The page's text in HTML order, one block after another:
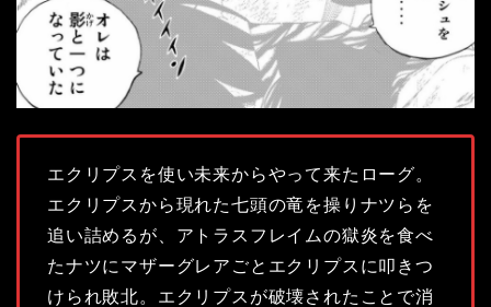
エクリプスを使い未来からやって来たローグ。
エクリプスから現れた七頭の竜を操りナツらを
追い詰めるが、アトラスフレイムの獄炎を食べ
たナツにマザーグレアごとエクリプスに叩きつ
けられ敗北。エクリプスが破壊されたことで消